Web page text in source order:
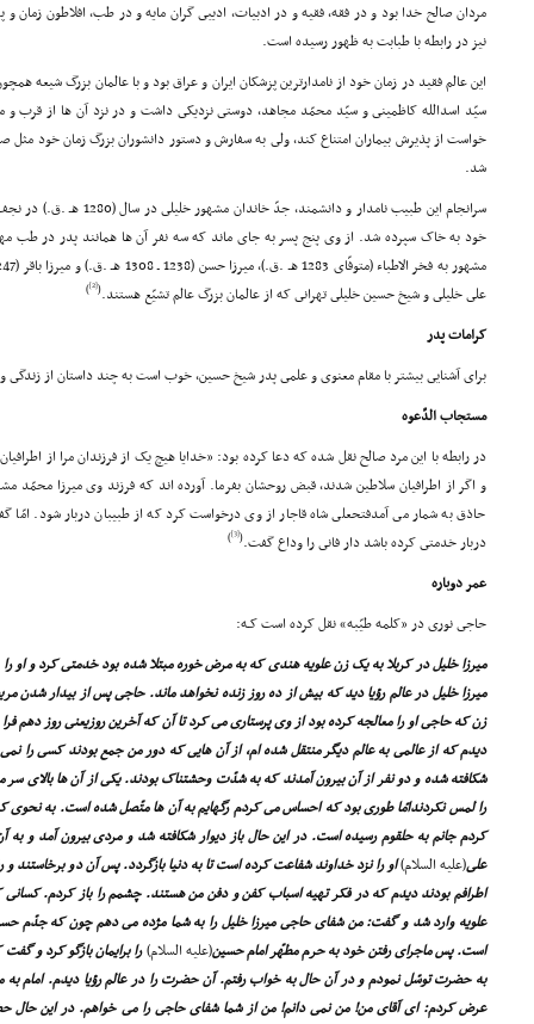
مردان صالح خدا بود و در فقه، فقیه و در ادبیات، ادیبى گران مایه و در طب، افلاطون زمان
نیز در رابطه با طبابت به ظهور رسیده است.
این عالم فقید در زمان خود از نامدارترین پزشکان ایران و عراق بود و با عالمان بزرگ
سیّد اسدالله کاظمینى و سیّد محمّد مجاهد، دوستى نزدیکى داشت و در نزد آن ها از قرب و
خواست از پذیرش بیماران امتناع کند، ولى به سفارش و دستور دانشوران بزرگ زمان خود مثل
شد.
سرانجام این طبیب نامدار و
خود به خاک سپرده شد. از وى پنج پسر به جاى ماند که سه نفر آن ها همانند پدر در طب
على خلیلى و شیخ حسین خلیلى تهرانى که از عالمان بزرگ عالم تشیّع هستند.(
[2]
)
کرامات پدر
براى آشنایى بیشتر با مقام معنوى و علمى پدر شیخ حسین، خوب است به چند داستان از زندگى
مستجاب الدّعوه
در رابطه با این مرد صالح نقل شده که دعا کرده بود: «خدایا هیچ یک از فرزندان مرا از
و اگر از اطرافیان سلاطین شدند، قبض روحشان بفرما. آورده اند که فرزند وى میرزا محمّد
حاذق به شمار مى آمدفتحعلى شاه قاجار از وى درخواست کرد که از طبیبان دربار شود. امّا
دربار خدمتى کرده باشد دار فانى را وداع گفت.(
[3]
)
عمر دوباره
حاجى نورى در «کلمه طیّبه» نقل کرده است کـه:
میرزا خلیل در کربلا به یک زن علویه هندى که به مرض خوره مبتلا شده بود خدمتى کرد و او
میرزا خلیل در عالم رؤیا دید که بیش از ده روز زنده نخواهد ماند. حاجى پس از بیدار
زن که حاجى او را معالجه کرده بود از وى پرستارى مى کرد تا آن که آخرین روزیعنى روز دهم
دیدم که از عالمى به عالم دیگر منتقل شده ام، از آن هایى که دور من جمع بودند کسى را نمى
شکافته شده و دو نفر از آن بیرون آمدند که به شدّت وحشتناک بودند. یکى از آن ها بالاى
را لمس نکردندامّا طورى بود که احساس مى کردم رگهایم به آن ها متّصل شده است. به
کردم جانم به حلقوم رسیده است. در این حال باز دیوار شکافته شد و مردى بیرون آمد و به
على(علیه السلام)او را نزد خداوند شفاعت کرده است تا به دنیا بازگردد. پس آن دو برخاستند و
اطرافم بودند دیدم که در فکر تهیه اسباب کفن و دفن من هستند. چشمم را باز کردم.
علویه وارد شد و گفت: من شفاى حاجى میرزا خلیل را به شما مژده مى دهم چون که جدّم
است. پس ماجراى رفتن خود به حرم مطهّر امام حسین(علیه السلام)را برایمان بازگو کرد و
به حضرت توسّل نمودم و در آن حال به خواب رفتم. آن حضرت را در عالم رؤیا دیدم. امام
عرض کردم: اى آقاى من! من نمى دانم! من از شما شفاى حاجى را مى خواهم. در این حال